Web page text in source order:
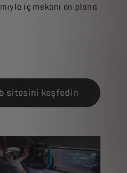
iç mekanı ön plana
sitesini keşfedin